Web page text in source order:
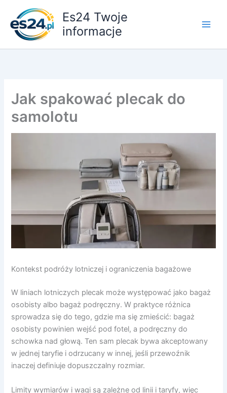
treści
Es24 Twoje
informacje
Jak spakować plecak do
samolotu
Kontekst podróży lotniczej i ograniczenia bagażowe
W liniach lotniczych plecak może występować jako bagaż
osobisty albo bagaż podręczny. W praktyce różnica
sprowadza się do tego, gdzie ma się zmieścić: bagaż
osobisty powinien wejść pod fotel, a podręczny do
schowka nad głową. Ten sam plecak bywa akceptowany
w jednej taryfie i odrzucany w innej, jeśli przewoźnik
inaczej definiuje dopuszczalny rozmiar.
Limity wymiarów i wagi są zależne od linii i taryfy, więc